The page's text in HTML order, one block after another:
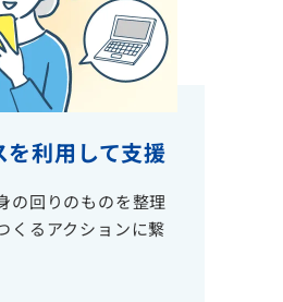
利用して支援
の回りのものを整理
くるアクションに繋